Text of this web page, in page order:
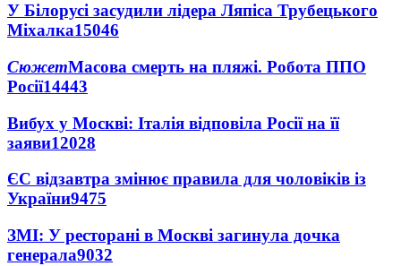
У Білорусі засудили лідера Ляпіса Трубецького
Міхалка15046
СюжетМасова смерть на пляжі. Робота ППО
Росії14443
Вибух у Москві: Італія відповіла Росії на її
заяви12028
ЄС відзавтра змінює правила для чоловіків із
України9475
ЗМІ: У ресторані в Москві загинула дочка
генерала9032